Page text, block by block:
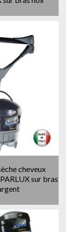
cheveux
sur bras